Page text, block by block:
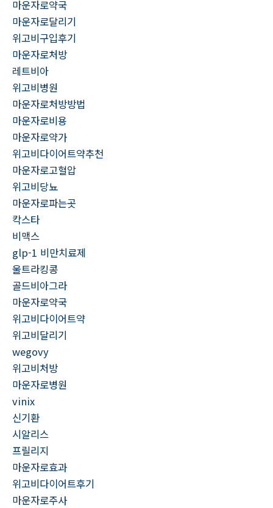
마운자로약국
마운자로달리기
위고비구입후기
마운자로처방
레트비아
위고비병원
마운자로처방방법
마운자로비용
마운자로약가
위고비다이어트약추천
마운자로고혈압
위고비당뇨
마운자로파는곳
칵스타
비맥스
glp-1 비만치료제
울트라킹콩
골드비아그라
마운자로약국
위고비다이어트약
위고비달리기
wegovy
위고비처방
마운자로병원
vinix
신기환
시알리스
프릴리지
마운자로효과
위고비다이어트후기
마운자로주사